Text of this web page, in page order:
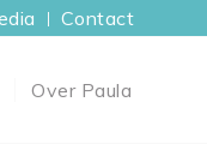
Contact
Over Paula